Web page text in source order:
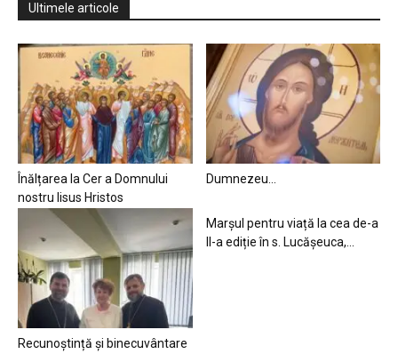
Ultimele articole
Înălțarea la Cer a Domnului
nostru Iisus Hristos
Dumnezeu…
Recunoștință și binecuvântare
Marșul pentru viață la cea de-a
II-a ediție în s. Lucășeuca,...